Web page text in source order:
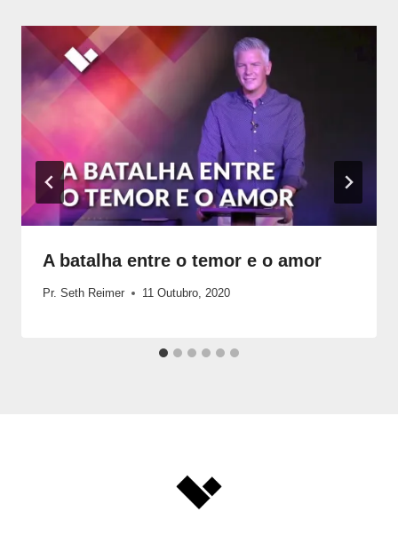
A batalha entre o temor e o amor
Pr. Seth Reimer 11 Outubro, 2020